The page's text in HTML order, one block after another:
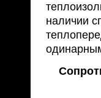
наличии